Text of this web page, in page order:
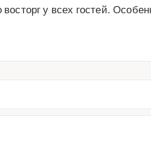
у всех гостей.